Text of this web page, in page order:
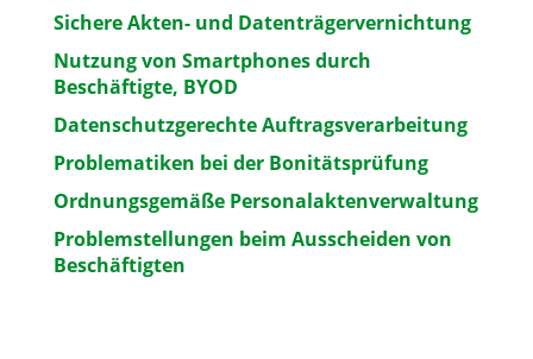
Sichere Akten- und Datenträgervernichtung
Nutzung von Smartphones durch
Beschäftigte, BYOD
Datenschutzgerechte Auftragsverarbeitung
Problematiken bei der Bonitätsprüfung
Ordnungsgemäße Personalaktenverwaltung
Problemstellungen beim Ausscheiden von
Beschäftigten